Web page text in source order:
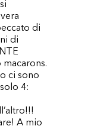
di
di
ci sono
4:
A mio